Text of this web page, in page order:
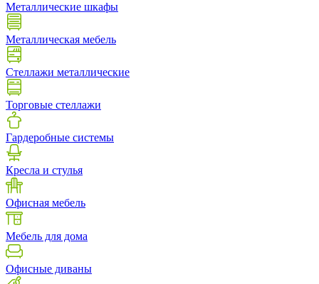
Металлические шкафы
Металлическая мебель
Стеллажи металлические
Торговые стеллажи
Гардеробные системы
Кресла и стулья
Офисная мебель
Мебель для дома
Офисные диваны